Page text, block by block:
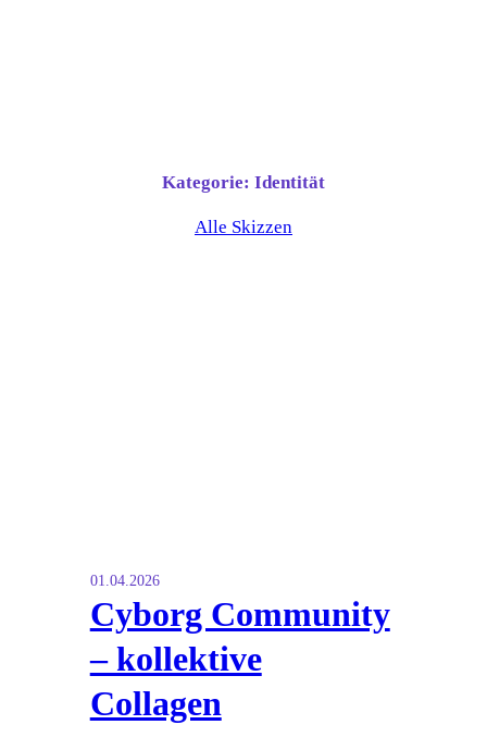
Kategorie: Identität
Alle Skizzen
01.04.2026
Cyborg Community
– kollektive
Collagen